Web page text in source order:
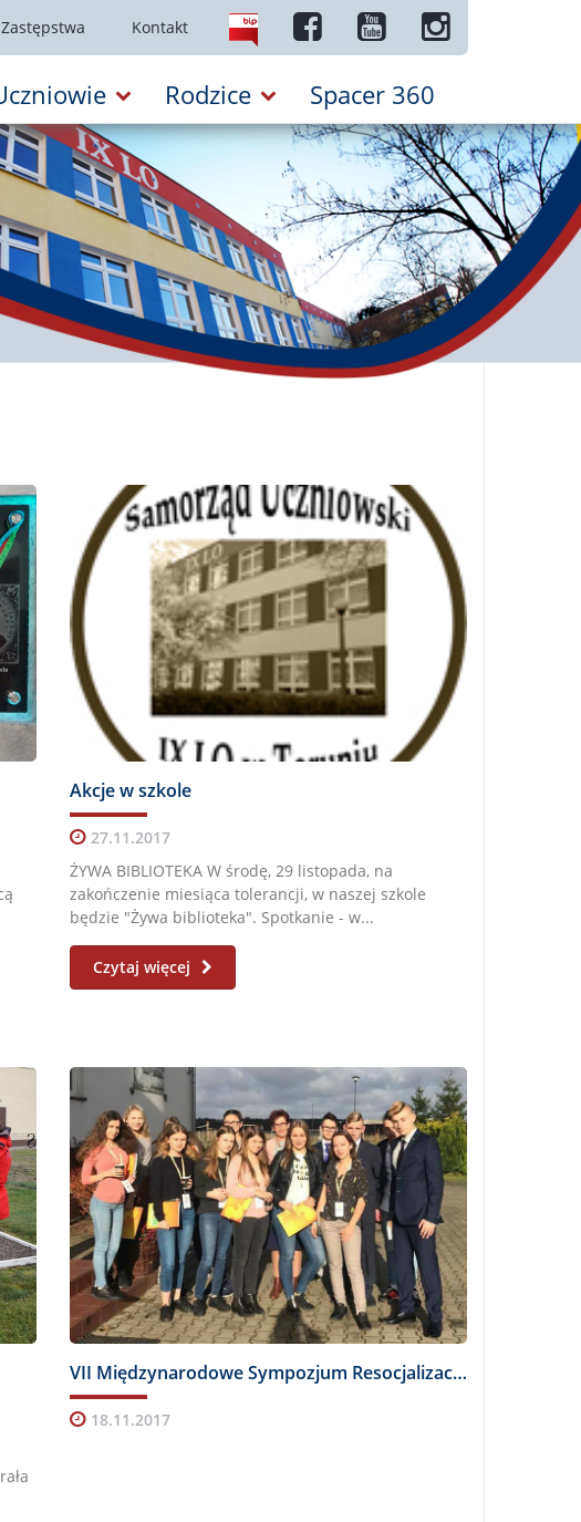
Zastępstwa Kontakt
Rodzice Spacer 360
Akcje w szkole
27.11.2017
ŻYWA BIBLIOTEKA W środę, 29 listopada, na
zakończenie miesiąca tolerancji, w naszej szkole
będzie "Żywa biblioteka". Spotkanie - w...
Czytaj więcej
VII Międzynarodowe Sympozjum Resocjalizacyjne „Rodzina w procesie resocjalizacji”
18.11.2017